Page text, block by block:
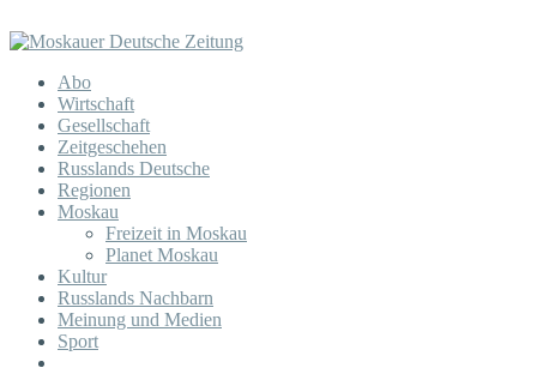
Abo
Wirtschaft
Gesellschaft
Zeitgeschehen
Russlands Deutsche
Regionen
Moskau
Freizeit in Moskau
Planet Moskau
Kultur
Russlands Nachbarn
Meinung und Medien
Sport